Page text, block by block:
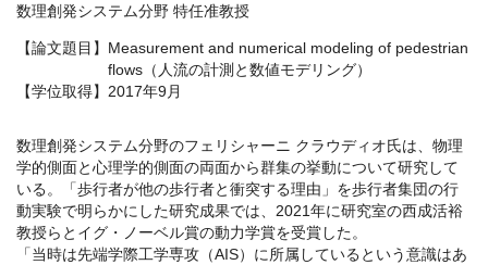
数理創発システム分野 特任准教授
【論文題目】 Measurement and numerical modeling of pedestrian
flows（人流の計測と数値モデリング）
【学位取得】 2017年9月
数理創発システム分野のフェリシャーニ クラウディオ氏は、物理
学的側面と心理学的側面の両面から群集の挙動について研究して
いる。「歩行者が他の歩行者と衝突する理由」を歩行者集団の行
動実験で明らかにした研究成果では、2021年に研究室の西成活裕
教授らとイグ・ノーベル賞の動力学賞を受賞した。
「当時は先端学際工学専攻（AIS）に所属しているという意識はあ